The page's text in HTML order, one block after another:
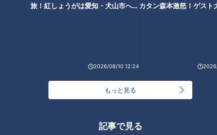
旅！紅しょうがは愛知・犬山市へ
2026/08/10 12:24
カタン森本激怒！ゲスト
もっと見る
記事で見る
【切り抜きみてちょ】今年もや
ざる魅力を大公開